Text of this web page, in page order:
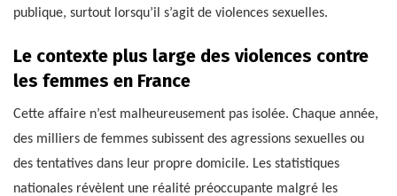
publique, surtout lorsqu’il s’agit de violences sexuelles.
Le contexte plus large des violences contre
les femmes en France
Cette affaire n’est malheureusement pas isolée. Chaque année,
des milliers de femmes subissent des agressions sexuelles ou
des tentatives dans leur propre domicile. Les statistiques
nationales révèlent une réalité préoccupante malgré les